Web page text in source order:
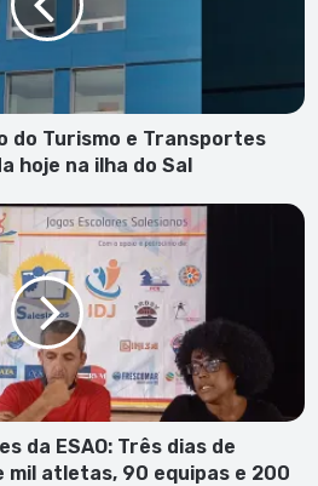
do Turismo e Transportes
hoje na ilha do Sal
da ESAO: Três dias de
mil atletas, 90 equipas e 200